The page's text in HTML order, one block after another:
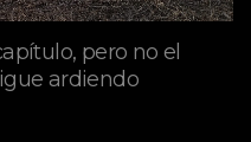
pero no el
ardiendo